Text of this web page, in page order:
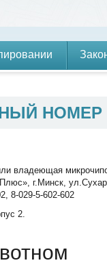
владеющая
г.Минск,
8-029-5-602-602
2.